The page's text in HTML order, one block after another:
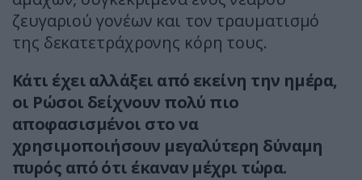
ζευγαριού γονέων και τον τραυματισμό
της δεκατετράχρονης κόρη τους.
Κάτι έχει αλλάξει από εκείνη την ημέρα,
οι Ρώσοι δείχνουν πολύ πιο
αποφασισμένοι στο να
χρησιμοποιήσουν μεγαλύτερη δύναμη
πυρός από ότι έκαναν μέχρι τώρα.